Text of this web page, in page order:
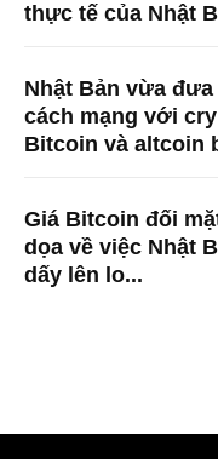
thực tế của Nhật
Nhật Bản vừa
cách mạng với
Bitcoin và altcoin
Giá Bitcoin đối
dọa về việc Nhật
dấy lên lo...